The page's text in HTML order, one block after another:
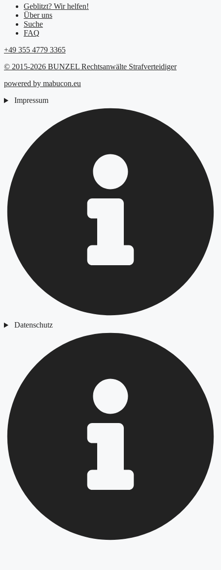
Geblitzt? Wir helfen!
Über uns
Suche
FAQ
+49 355 4779 3365
© 2015-2026 BUNZEL Rechtsanwälte Strafverteidiger
powered by mabucon.eu
Impressum
Datenschutz